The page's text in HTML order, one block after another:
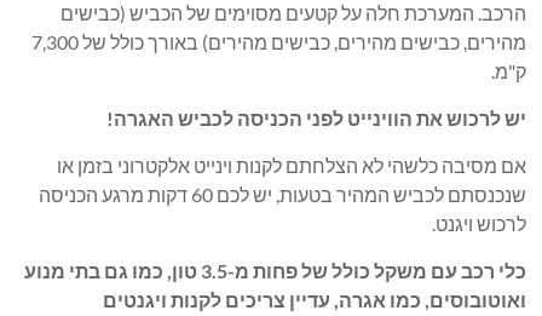
הרכב. המערכת חלה על קטעים מסוימים של הכביש (כבישים
מהירים, כבישים מהירים, כבישים מהירים) באורך כולל של 7,300
ק"מ.
יש לרכוש את הווינייט לפני הכניסה לכביש האגרה!
אם מסיבה כלשהי לא הצלחתם לקנות וינייט אלקטרוני בזמן או
שנכנסתם לכביש המהיר בטעות, יש לכם 60 דקות מרגע הכניסה
לרכוש ויגנט.
כלי רכב עם משקל כולל של פחות מ-3.5 טון, כמו גם בתי מנוע
ואוטובוסים, כמו אגרה, עדיין צריכים לקנות ויגנטים